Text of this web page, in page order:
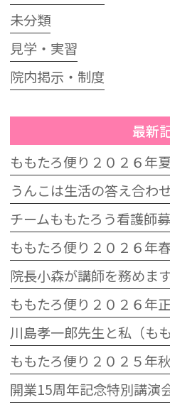
未分類
見学・実習
院内掲示・制度
最新
ももたろ便り２０２６年
うんこは生活の答え合わ
チームももたろう看護師
ももたろ便り２０２６年
院長小森が講師を務めま
ももたろ便り２０２６年
ももたろ便り２０２５年
開業15周年記念特別講演